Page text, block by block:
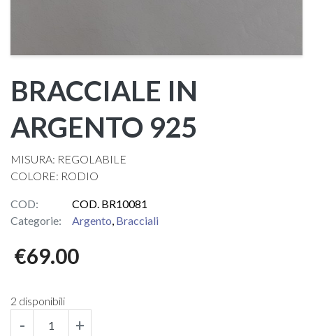
BRACCIALE IN
ARGENTO 925
MISURA: REGOLABILE
COLORE: RODIO
COD:
COD. BR10081
Categorie:
Argento, Bracciali
€69.00
2 disponibili
- +